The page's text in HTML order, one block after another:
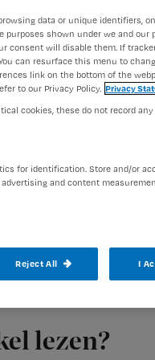
TvV27 november
lezen?
tussen
data or unique identifiers,
shown under we and our
consent will disable them. If
can resurface this menu to
link on the bottom of the
to our Privacy Policy. Privacy
cookies, these do not record
for identification. Store and/or
and content
Reject All I